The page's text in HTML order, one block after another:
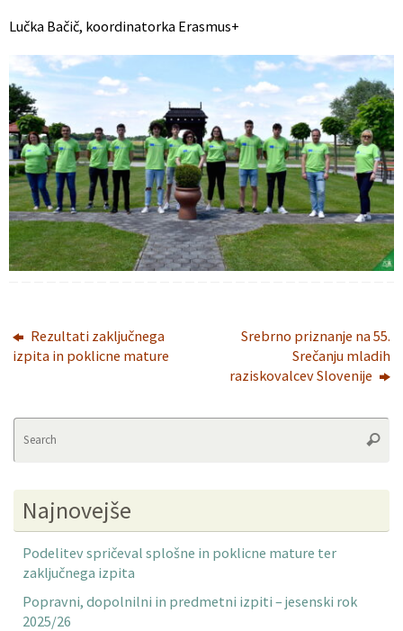
Lučka Bačič, koordinatorka Erasmus+
Rezultati zaključnega
izpita in poklicne mature
Srebrno priznanje na 55.
Srečanju mladih
raziskovalcev Slovenije
Najnovejše
Podelitev spričeval splošne in poklicne mature ter
zaključnega izpita
Popravni, dopolnilni in predmetni izpiti – jesenski rok
2025/26